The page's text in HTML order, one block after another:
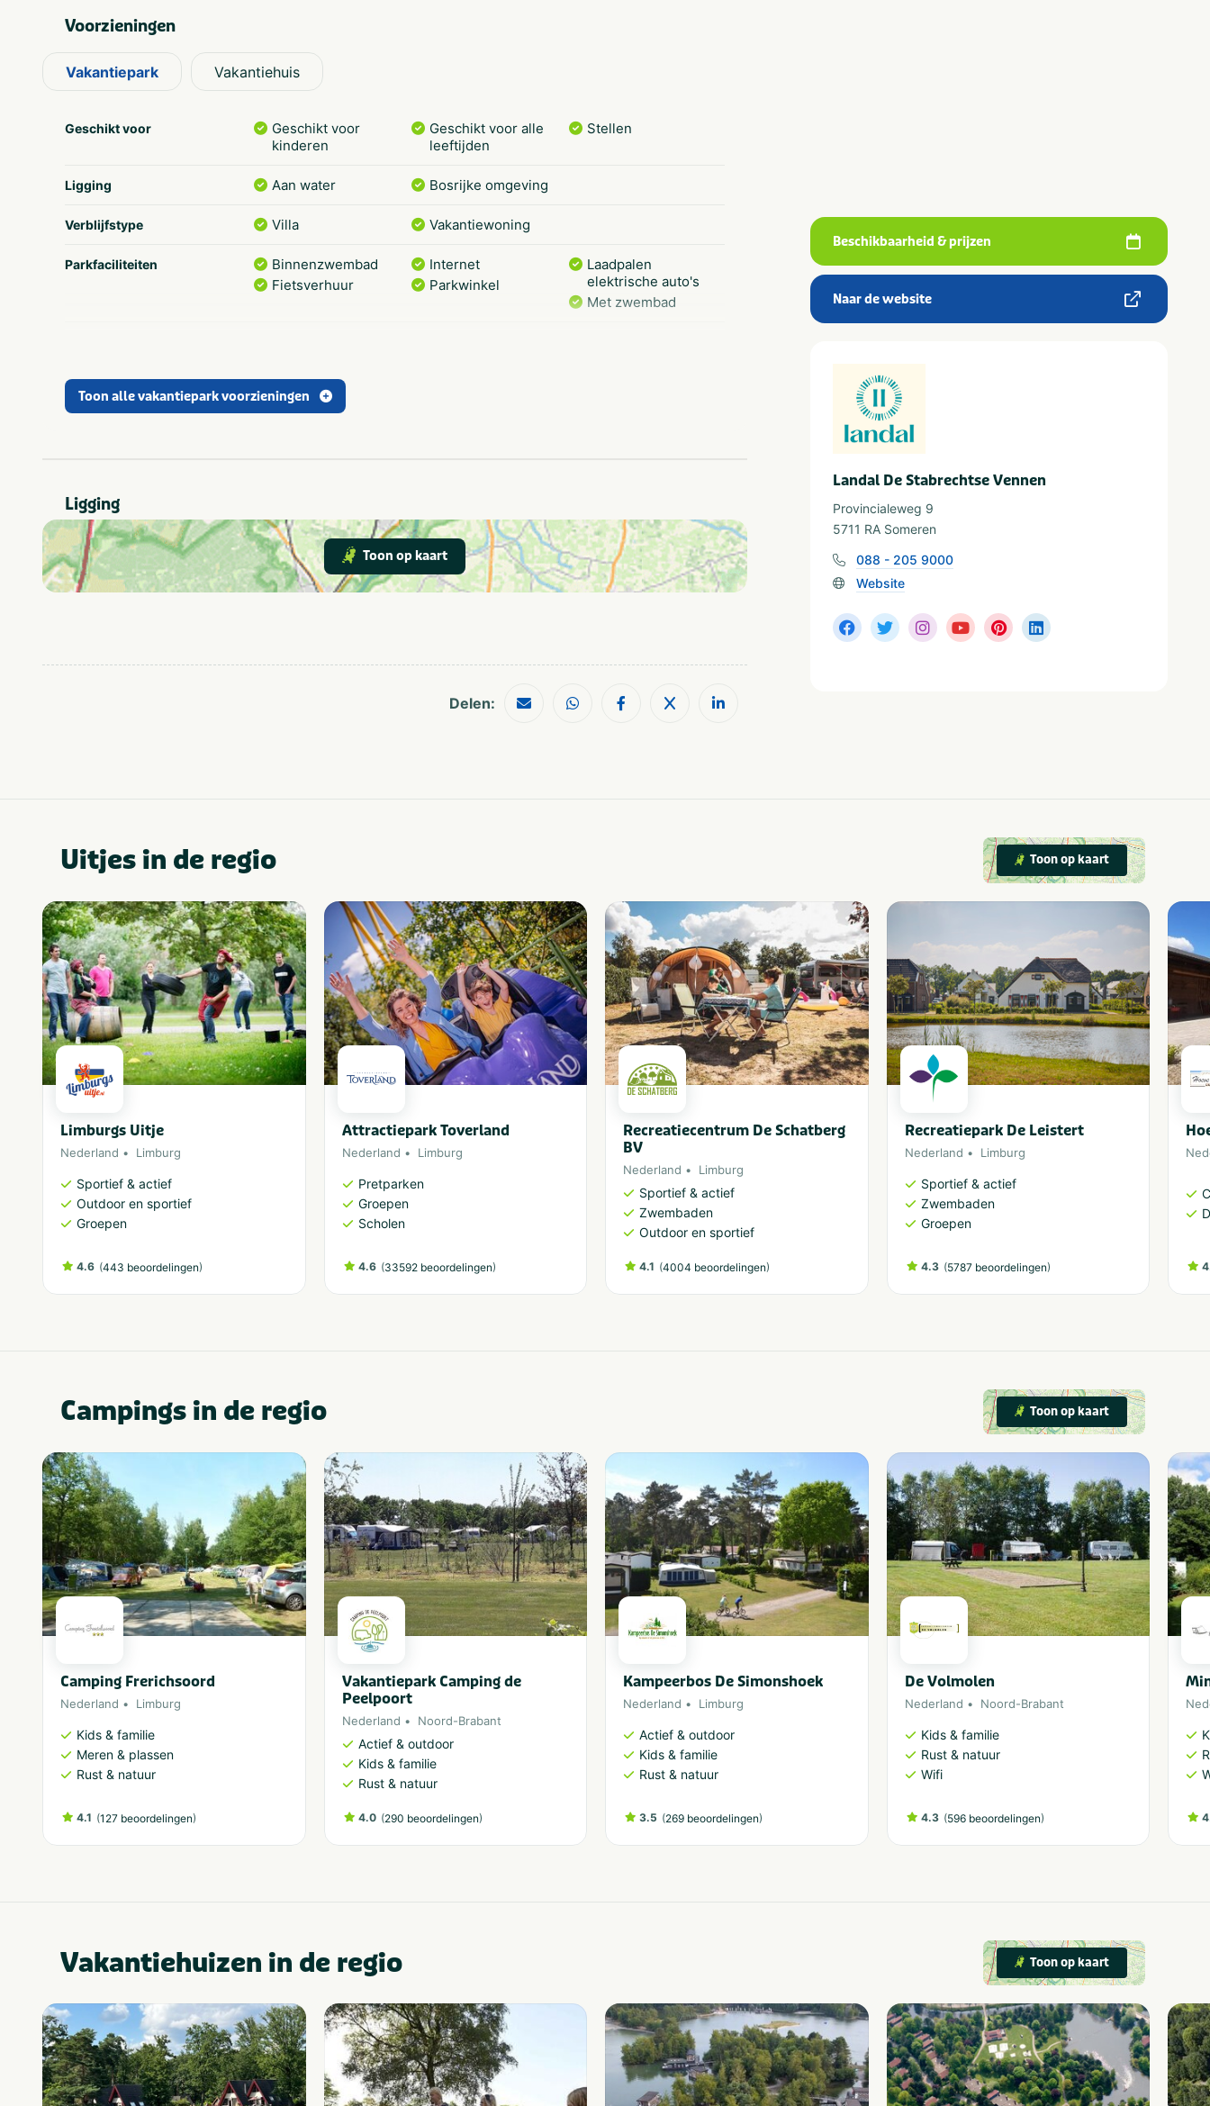
Voorzieningen
Vakantiepark Vakantiehuis
Geschikt voor
Geschikt voor
kinderen
Geschikt voor alle
leeftijden
Stellen
Ligging Aan water Bosrijke omgeving
Verblijfstype Villa Vakantiewoning
Parkfaciliteiten
Binnenzwembad
Fietsverhuur
Internet
Parkwinkel
Laadpalen
elektrische auto's
Met zwembad
Speciaal voor kinderen Binnenspeeltuin
Provincie(s) en streek
In de buurt
Attractiepark
Dierentuin
Fietsroutes
Golfbaan
Restaurants
Shoppen
Treinstation
Wandelroutes
Musea en kastelen
Toon alle vakantiepark voorzieningen
Ligging
Toon op kaart
Delen:
Beschikbaarheid & prijzen
Naar de website
Landal De Stabrechtse Vennen
Provincialeweg 9
5711 RA Someren
088 - 205 9000
Website
Uitjes in de regio Toon op kaart
Limburgs Uitje
Nederland Limburg
Sportief & actief
Outdoor en sportief
Groepen
4.6 (443 beoordelingen)
Attractiepark Toverland
Nederland Limburg
Pretparken
Groepen
Scholen
4.6 (33592 beoordelingen)
Recreatiecentrum De Schatberg
BV
Nederland Limburg
Sportief & actief
Zwembaden
Outdoor en sportief
4.1 (4004 beoordelingen)
Recreatiepark De Leistert
Nederland Limburg
Sportief & actief
Zwembaden
Groepen
4.3 (5787 beoordelingen)
Campings in de regio Toon op kaart
Camping Frerichsoord
Nederland Limburg
Kids & familie
Meren & plassen
Rust & natuur
4.1 (127 beoordelingen)
Vakantiepark Camping de
Peelpoort
Nederland Noord-Brabant
Actief & outdoor
Kids & familie
Rust & natuur
4.0 (290 beoordelingen)
Kampeerbos De Simonshoek
Nederland Limburg
Actief & outdoor
Kids & familie
Rust & natuur
3.5 (269 beoordelingen)
De Volmolen
Nederland Noord-Brabant
Kids & familie
Rust & natuur
Wifi
4.3 (596 beoordelingen)
Vakantiehuizen in de regio Toon op kaart